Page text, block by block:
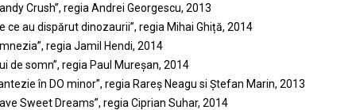
Crush”, regia Andrei Georgescu, 2013
ce au dispărut dinozaurii”, regia Mihai Ghiță, 2014
regia Jamil Hendi, 2014
de somn”, regia Paul Mureșan, 2014
în DO minor”, regia Rareș Neagu si Ștefan Marin, 2013
Sweet Dreams”, regia Ciprian Suhar, 2014